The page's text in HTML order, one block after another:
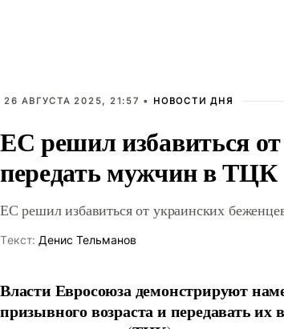
26 АВГУСТА 2025, 21:57 • НОВОСТИ ДНЯ
ЕС решил избавиться
передать мужчин в ТЦК
ЕС решил избавиться от украинских
Tекст: Денис Тельманов
Власти Евросоюза демонстрируют
призывного возраста и передавать